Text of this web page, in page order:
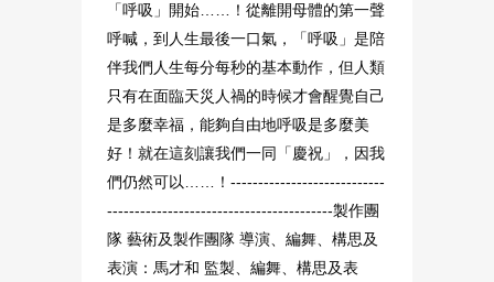
「呼吸」開始……！從離開母體的第一聲
呼喊，到人生最後一口氣，「呼吸」是陪
伴我們人生每分每秒的基本動作，但人類
只有在面臨天災人禍的時候才會醒覺自己
是多麼幸福，能夠自由地呼吸是多麼美
好！就在這刻讓我們一同「慶祝」，因我
們仍然可以……！----------------------------
-----------------------------------------製作團
隊 藝術及製作團隊 導演、編舞、構思及
表演：馬才和 監製、編舞、構思及表